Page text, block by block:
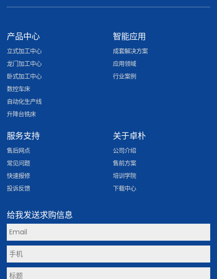
产品中心
立式加工中心
龙门加工中心
卧式加工中心
数控车床
自动化生产线
升降台铣床
智能应用
成套解决方案
应用领域
行业案例
服务支持
售后网点
常见问题
快速报修
投诉反馈
关于卓朴
公司介绍
售前方案
培训学院
下载中心
给我发送求购信息